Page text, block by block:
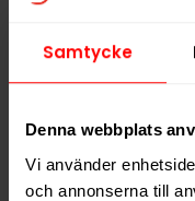
Samtycke
Denna webbplats
Vi använder
och annonserna till
29,99 kr /